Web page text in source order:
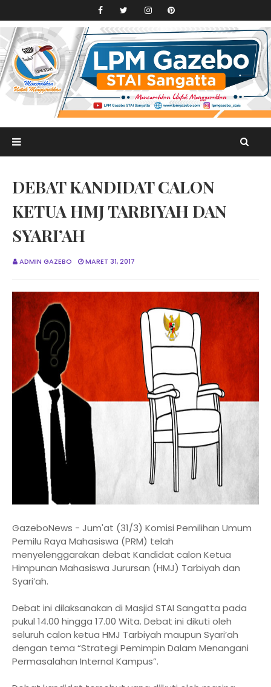
DEBAT KANDIDAT CALON
KETUA HMJ TARBIYAH DAN
SYARI’AH
ADMIN GAZEBO MARET 31, 2017
GazeboNews - Jum'at (31/3) Komisi Pemilihan Umum
Pemilu Raya Mahasiswa (PRM) telah
menyelenggarakan debat Kandidat calon Ketua
Himpunan Mahasiswa Jurursan (HMJ) Tarbiyah dan
Syari’ah.
Debat ini dilaksanakan di Masjid STAI Sangatta pada
pukul 14.00 hingga 17.00 Wita. Debat ini dikuti oleh
seluruh calon ketua HMJ Tarbiyah maupun Syari’ah
dengan tema “Strategi Pemimpin Dalam Menangani
Permasalahan Internal Kampus”.